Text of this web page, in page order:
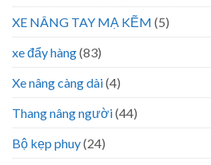
XE NÂNG TAY MẠ KẼM (5)
xe đẩy hàng(83)
Xe nâng càng dài(4)
Thang nâng người(44)
Bộ kẹp phuy(24)